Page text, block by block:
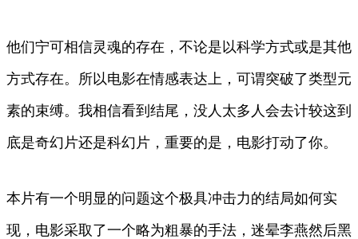
他们宁可相信灵魂的存在，不论是以科学方式或是其他
方式存在。所以电影在情感表达上，可谓突破了类型元
素的束缚。我相信看到结尾，没人太多人会去计较这到
底是奇幻片还是科幻片，重要的是，电影打动了你。
本片有一个明显的问题这个极具冲击力的结局如何实
现，电影采取了一个略为粗暴的手法，迷晕李燕然后黑